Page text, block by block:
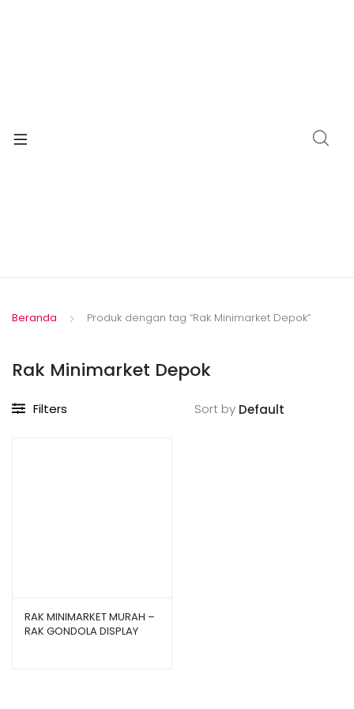
Beranda Produk dengan tag “Rak Minimarket Depok”
Rak Minimarket Depok
Filters Sort by
RAK MINIMARKET MURAH –
RAK GONDOLA DISPLAY